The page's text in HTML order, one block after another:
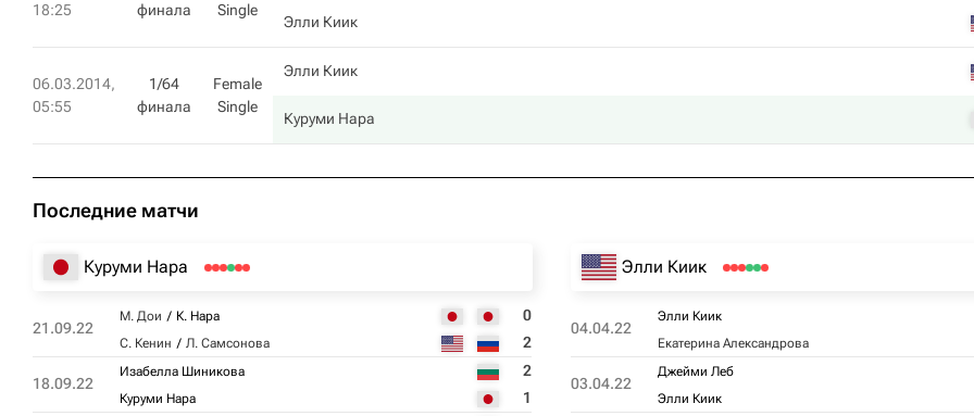
18:25
финала
Single
Элли Киик
06.03.2014,
05:55
1/64
финала
Female
Single
Элли Киик
Куруми Нара
Последние матчи
Куруми Нара
21.09.22
М. Дои К. Нара 0
С. Кенин Л. Самсонова 2
18.09.22
Изабелла Шиникова 2
Куруми Нара 1
Элли Киик
04.04.22
Элли Киик
Екатерина Александрова
03.04.22
Джейми Леб
Элли Киик